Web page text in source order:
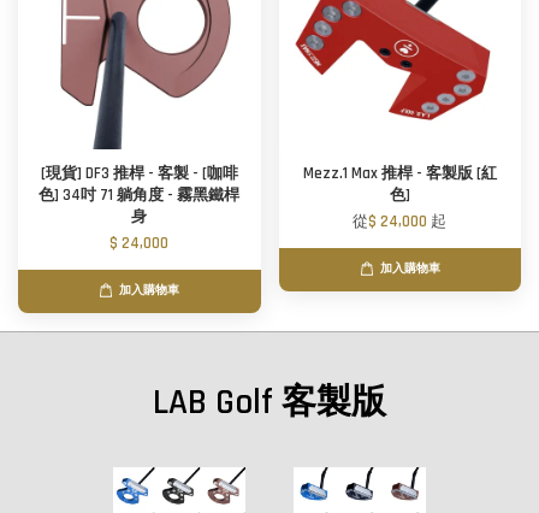
[現貨] DF3 推桿 - 客製 - [咖啡
色] 34吋 71 躺角度 - 霧黑鐵桿
身
$ 24,000
加入購物車
Mezz.1 Max 推桿 - 客製版 [紅
色]
從$ 24,000 起
加入購物車
LAB Golf 客製版